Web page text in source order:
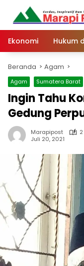
Langsung
konten
Ekonomi
Hukum
Beranda Agam
Agam Sumatera Barat
Ingin Tahu
Gedung
Marapipost
Juli 20, 2021